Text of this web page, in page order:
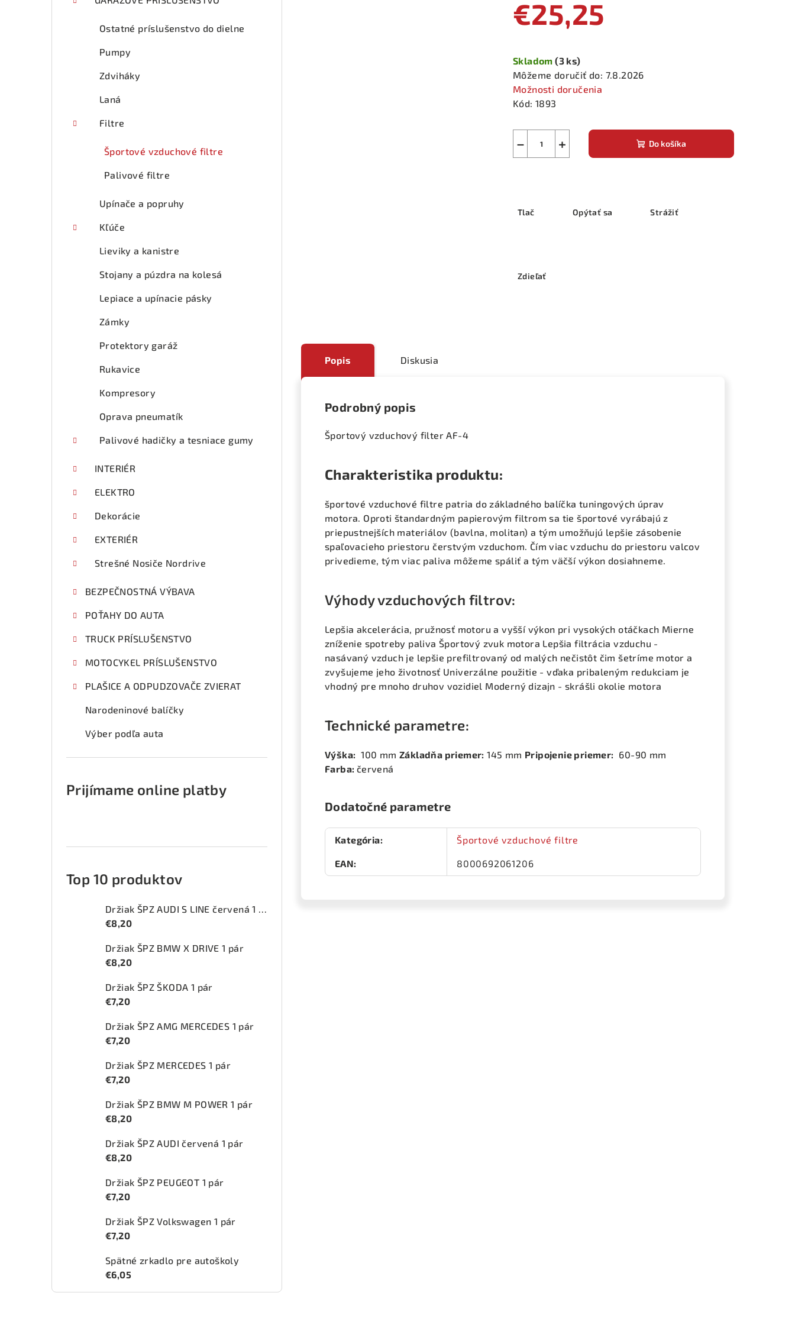
Ostatné príslušenstvo do dielne
Pumpy
Zdviháky
Laná
Filtre
Športové vzduchové filtre
Palivové filtre
Upínače a popruhy
Kľúče
Lieviky a kanistre
Stojany a púzdra na kolesá
Lepiace a upínacie pásky
Zámky
Protektory garáž
Rukavice
Kompresory
Oprava pneumatík
Palivové hadičky a tesniace gumy
INTERIÉR
ELEKTRO
Dekorácie
EXTERIÉR
Strešné Nosiče Nordrive
BEZPEČNOSTNÁ VÝBAVA
POŤAHY DO AUTA
TRUCK PRÍSLUŠENSTVO
MOTOCYKEL PRÍSLUŠENSTVO
PLAŠICE A ODPUDZOVAČE ZVIERAT
Narodeninové balíčky
Výber podľa auta
Prijímame online platby
Top 10 produktov
Držiak ŠPZ AUDI S LINE červená 1 pár
€8,20
Držiak ŠPZ BMW X DRIVE 1 pár
€8,20
Držiak ŠPZ ŠKODA 1 pár
€7,20
Držiak ŠPZ AMG MERCEDES 1 pár
€7,20
Držiak ŠPZ MERCEDES 1 pár
€7,20
Držiak ŠPZ BMW M POWER 1 pár
€8,20
Držiak ŠPZ AUDI červená 1 pár
€8,20
Držiak ŠPZ PEUGEOT 1 pár
€7,20
Držiak ŠPZ Volkswagen 1 pár
€7,20
Spätné zrkadlo pre autoškoly
€6,05
€25,25
cena:
Skladom(3 ks)
Môžeme doručiť do: 7.8.2026
Možnosti doručenia
Kód: 1893
+
− Do košíka
Tlač Opýtať sa Strážiť
Zdieľať
Popis Diskusia
Podrobný popis
Športový vzduchový filter AF-4
Charakteristika produktu:
športové vzduchové filtre patria do základného balíčka tuningových úprav
motora. Oproti štandardným papierovým filtrom sa tie športové vyrábajú z
priepustnejších materiálov (bavlna, molitan) a tým umožňujú lepšie zásobenie
spaľovacieho priestoru čerstvým vzduchom. Čím viac vzduchu do priestoru valcov
privedieme, tým viac paliva môžeme spáliť a tým väčší výkon dosiahneme.
Výhody vzduchových filtrov:
Lepšia akcelerácia, pružnosť motoru a vyšší výkon pri vysokých otáčkach Mierne
zníženie spotreby paliva Športový zvuk motora Lepšia filtrácia vzduchu -
nasávaný vzduch je lepšie prefiltrovaný od malých nečistôt čim šetríme motor a
zvyšujeme jeho životnosť Univerzálne použitie - vďaka pribaleným redukciam je
vhodný pre mnoho druhov vozidiel Moderný dizajn - skrášli okolie motora
Technické parametre:
Výška: 100 mmZákladňa priemer: 145 mm Pripojenie priemer: 60-90 mm
Farba: červená
Dodatočné parametre
Kategória: Športové vzduchové filtre
EAN: 8000692061206